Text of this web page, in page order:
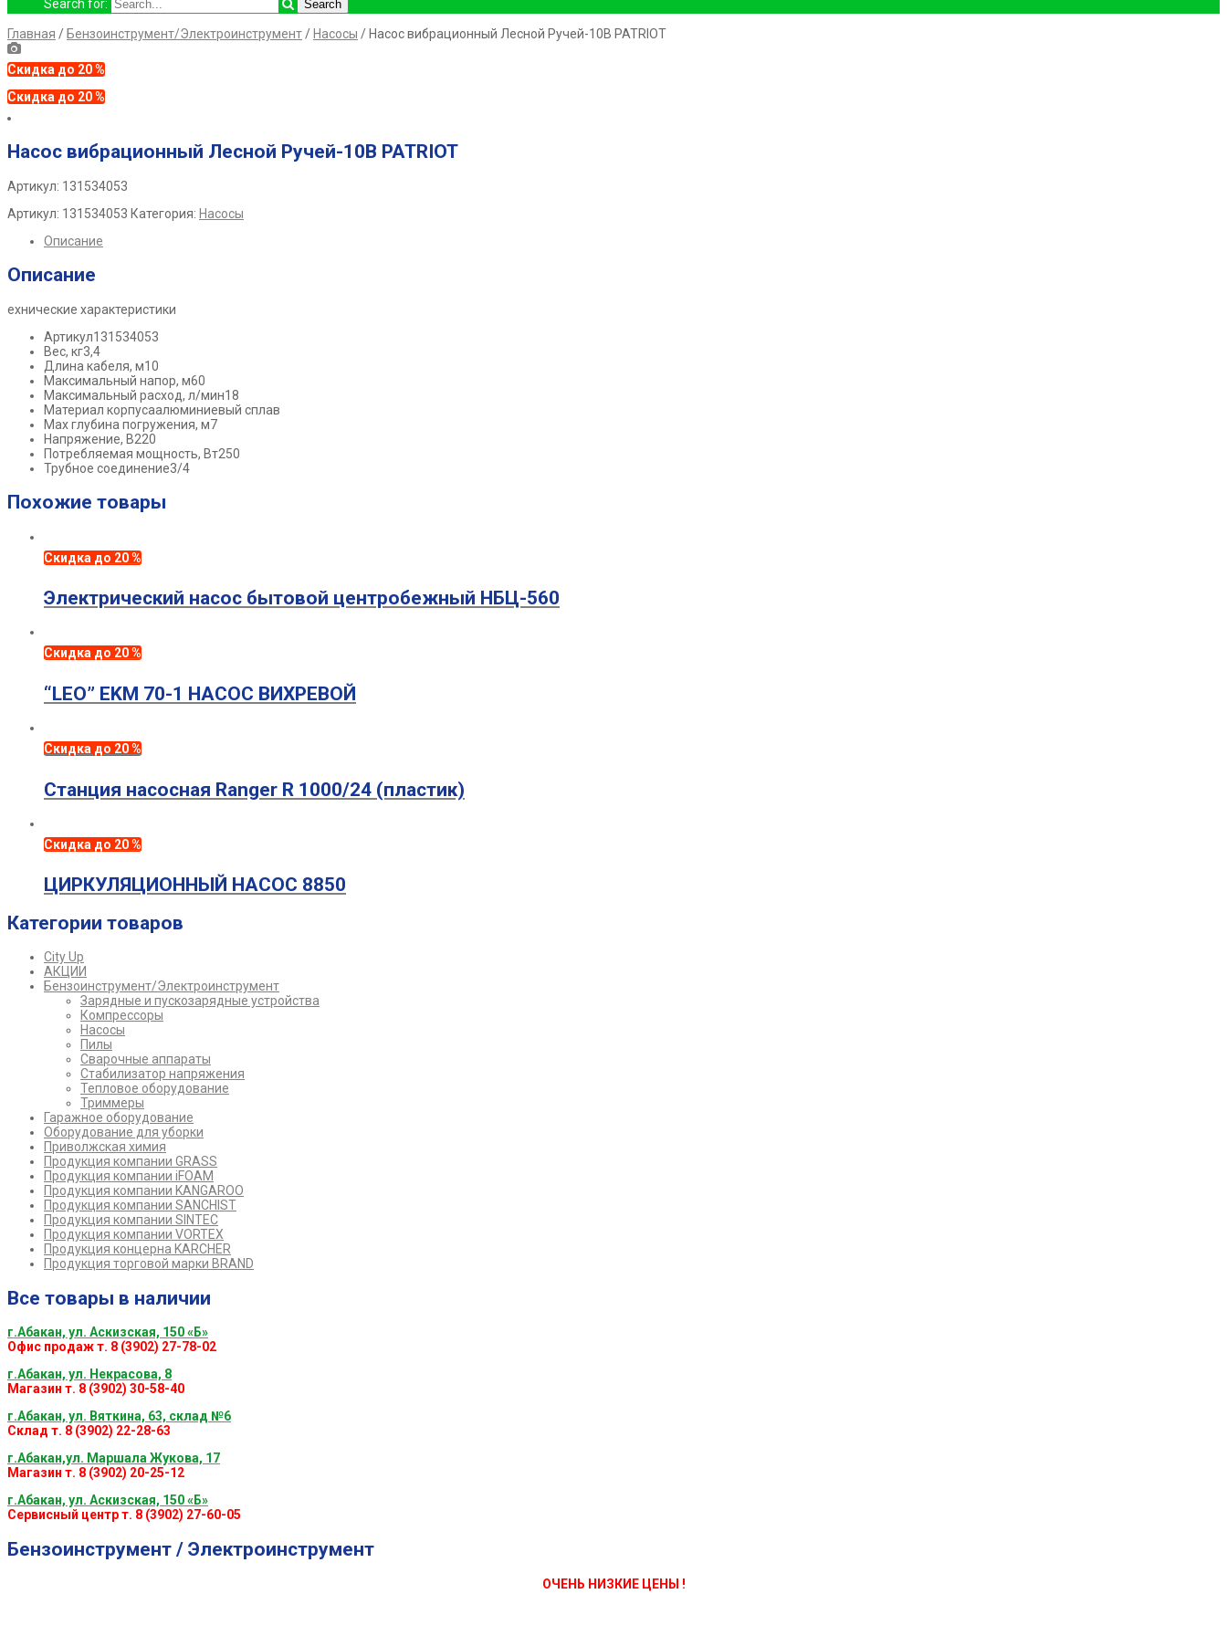
Search for:
Главная / Бензоинструмент/Электроинструмент/ Насосы / Насос вибрационный Лесной Ручей-10В PATRIOT
Скидка до 20 %
Скидка до 20 %
Насос вибрационный Лесной Ручей-10В PATRIOT
Артикул: 131534053
Артикул: 131534053 Категория: Насосы
Описание
Описание
ехнические характеристики
Артикул131534053
Вес, кг3,4
Длина кабеля, м10
Максимальный напор, м60
Максимальный расход, л/мин18
Материал корпусаалюминиевый сплав
Мах глубина погружения, м7
Напряжение, В220
Потребляемая мощность, Вт250
Трубное соединение3/4
Похожие товары
Скидка до 20 %
Электрический насос бытовой центробежный НБЦ-560
Скидка до 20 %
“LEO” EKM 70-1 НАСОС ВИХРЕВОЙ
Скидка до 20 %
Станция насосная Ranger R 1000/24 (пластик)
Скидка до 20 %
ЦИРКУЛЯЦИОННЫЙ НАСОС 8850
Категории товаров
City Up
АКЦИИ
Бензоинструмент/Электроинструмент
Зарядные и пускозарядные устройства
Компрессоры
Насосы
Пилы
Сварочные аппараты
Стабилизатор напряжения
Тепловое оборудование
Триммеры
Гаражное оборудование
Оборудование для уборки
Приволжская химия
Продукция компании GRASS
Продукция компании iFOAM
Продукция компании KANGAROO
Продукция компании SANCHIST
Продукция компании SINTEC
Продукция компании VORTEX
Продукция концерна KARCHER
Продукция торговой марки BRAND
Все товары в наличии
г.Абакан, ул. Аскизская, 150 «Б»
Офис продаж т. 8 (3902) 27-78-02
г.Абакан, ул. Некрасова, 8
Магазин т. 8 (3902) 30-58-40
г.Абакан, ул. Вяткина, 63, склад №6
Склад т. 8 (3902) 22-28-63
г.Абакан,ул. Маршала Жукова, 17
Магазин т. 8 (3902) 20-25-12
г.Абакан, ул. Аскизская, 150 «Б»
Сервисный центр т. 8 (3902) 27-60-05
Бензоинструмент / Электроинструмент
ОЧЕНЬ НИЗКИЕ ЦЕНЫ !